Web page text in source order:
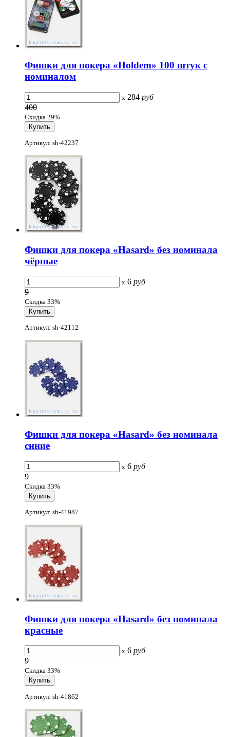
Фишки для покера «Holdem» 100 штук с
номиналом
x 284 руб
400
Скидка 29%
Артикул: sh-42237
Фишки для покера «Hasard» без номинала
чёрные
x 6 руб
9
Скидка 33%
Артикул: sh-42112
Фишки для покера «Hasard» без номинала
синие
x 6 руб
9
Скидка 33%
Артикул: sh-41987
Фишки для покера «Hasard» без номинала
красные
x 6 руб
9
Скидка 33%
Артикул: sh-41862